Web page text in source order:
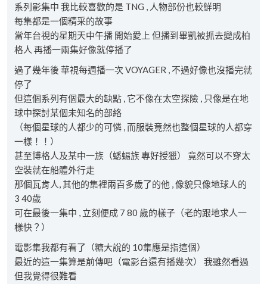
系列影集中 我比較喜歡的是 TNG , 人物部份也較鮮明
每集都是一個精采的故事
當年台視的星期天中午播 開始愛上 但播到畢凱被抓去變成柏
格人 再播一兩集好像就停播了
過了幾年後 華視每週播一次 VOYAGER , 不過好像也沒播完就
停了
但這個系列有個最大的缺點 , 它不像在太空探險 , 只像是在地
球中探討某個未知名的部絡
（每個星球的人都少的可憐 , 而服裝竟然也整個星球的人都穿
一樣！！）
甚至博格人及某中一族（蟋蜴族 專好授獵） 竟然可以不穿太
空裝就在船體外行走
那個瓦肯人, 其他的集裡兩百多歲了的他 , 像貌只像地球人的
3 40歲
可在最後一集中 , 立刻便成 7 80 歲的樣子（老的跟地求人一
樣快？）
電影集我都有看了（糖大說的 10集應是指這個）
最近的這一集算是前傳吧（電影台還有播幾次） 我雖然看過
但我覺得很難看